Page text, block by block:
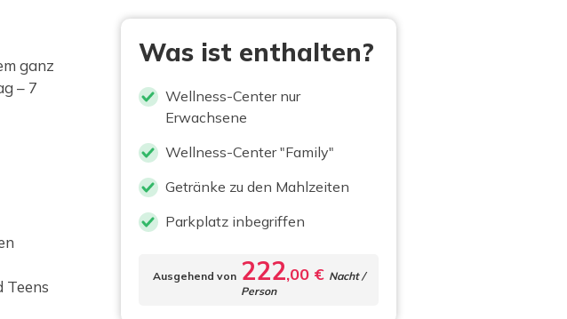
Was ist enthalten?
Wellness-Center nur
Erwachsene
Wellness-Center "Family"
Getränke zu den Mahlzeiten
Parkplatz inbegriffen
Ausgehend von 222,00 € Nacht /
Person
ganz
– 7
Teens